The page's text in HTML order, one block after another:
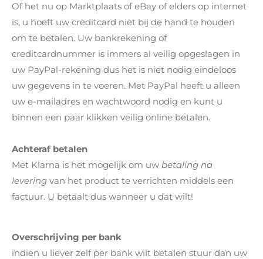
Of het nu op Marktplaats of eBay of elders op internet
is, u hoeft uw creditcard niet bij de hand te houden
om te betalen. Uw bankrekening of
creditcardnummer is immers al veilig opgeslagen in
uw PayPal-rekening dus het is niet nodig eindeloos
uw gegevens in te voeren. Met PayPal heeft u alleen
uw e-mailadres en wachtwoord nodig en kunt u
binnen een paar klikken veilig online betalen.
Achteraf betalen
Met Klarna is het mogelijk om uw betaling na
levering van het product te verrichten middels een
factuur. U betaalt dus wanneer u dat wilt!
Overschrijving per bank
indien u liever zelf per bank wilt betalen stuur dan uw